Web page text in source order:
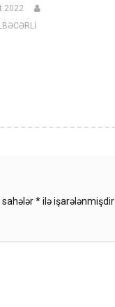
2022
sahələr*ilə işarələnmişdir